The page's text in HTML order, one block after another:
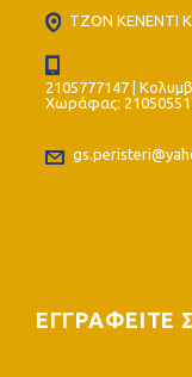
ΤΖΟΝ ΚΕΝΕΝΤΙ
2105777147 |
Χωράφας:
ΕΓΓΡΑΦΕΙΤΕ